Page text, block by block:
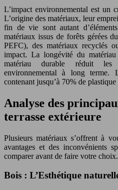
L’impact environnemental est un
L’origine des matériaux, leur
fin de vie sont autant
matériaux issus de forêts gérées
PEFC), des matériaux recyclés
impact. La longévité du
matériau durable réduit les
environnemental à long terme.
contenant jusqu’à 70% de
Analyse des
terrasse extérieure
Plusieurs matériaux s’offrent à
avantages et des inconvénients
comparer avant de faire votre choix.
Bois : L’Esthétique